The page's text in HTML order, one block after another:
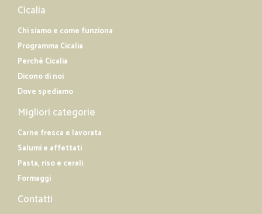
Cicalia
Chi siamo e come funziona
Programma Cicalia
Perché Cicalia
Dicono di noi
Dove spediamo
Migliori categorie
Carne fresca e lavorata
Salumi e affettati
Pasta, riso e cerali
Formaggi
Contatti